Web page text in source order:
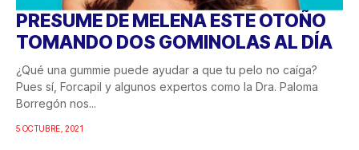
PRESUME DE MELENA ESTE OTOÑO
TOMANDO DOS GOMINOLAS AL DÍA
¿Qué una gummie puede ayudar a que tu pelo no caíga?
Pues sí, Forcapil y algunos expertos como la Dra. Paloma
Borregón nos...
5 OCTUBRE, 2021